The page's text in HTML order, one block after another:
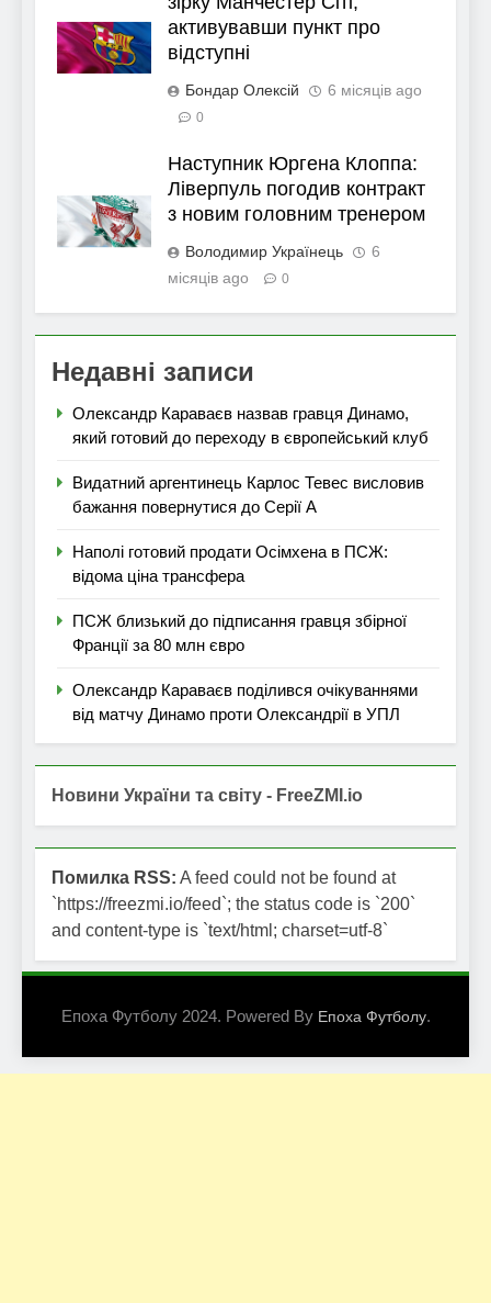
активувавши пункт про
відступні
Бондар Олексій 6 місяців ago
0
Наступник Юргена Клоппа:
Ліверпуль погодив контракт
з новим головним тренером
Володимир Українець
6
місяців ago
0
Недавні записи
Олександр Караваєв назвав гравця Динамо,
який готовий до переходу в європейський клуб
Видатний аргентинець Карлос Тевес висловив
бажання повернутися до Серії А
Наполі готовий продати Осімхена в ПСЖ:
відома ціна трансфера
ПСЖ близький до підписання гравця збірної
Франції за 80 млн євро
Олександр Караваєв поділився очікуваннями
від матчу Динамо проти Олександрії в УПЛ
Новини України та світу - FreeZMI.io
Помилка RSS: A feed could not be found at
`https://freezmi.io/feed`; the status code is `200`
and content-type is `text/html; charset=utf-8`
Епоха Футболу 2024. Powered By Епоха Футболу.